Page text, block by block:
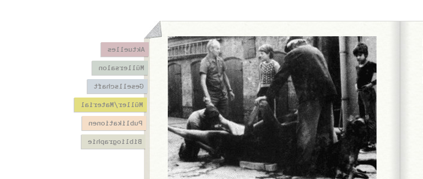
Aktuelles
Müllersalon
Gesellschaft
Müller/Material
Publikationen
Bibliographie